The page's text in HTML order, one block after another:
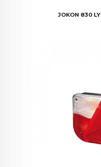
JOKON 830